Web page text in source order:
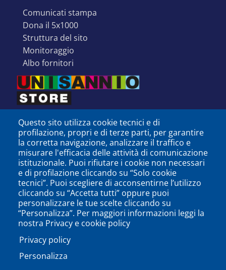
comunicati stampa
dona il 5x1000
struttura del sito
monitoraggio
albo fornitori
SEGUICI SU
PODCAST
Questo sito utilizza cookie tecnici e di
profilazione, propri e di terze parti, per garantire
la corretta navigazione, analizzare il traffico e
misurare l'efficacia delle attività di comunicazione
istituzionale. Puoi rifiutare i cookie non necessari
e di profilazione cliccando su “Solo cookie
tecnici”. Puoi scegliere di acconsentirne l’utilizzo
cliccando su “Accetta tutti” oppure puoi
personalizzare le tue scelte cliccando su
“Personalizza”. Per maggiori informazioni leggi la
nostra Privacy e cookie policy
Privacy policy
Personalizza